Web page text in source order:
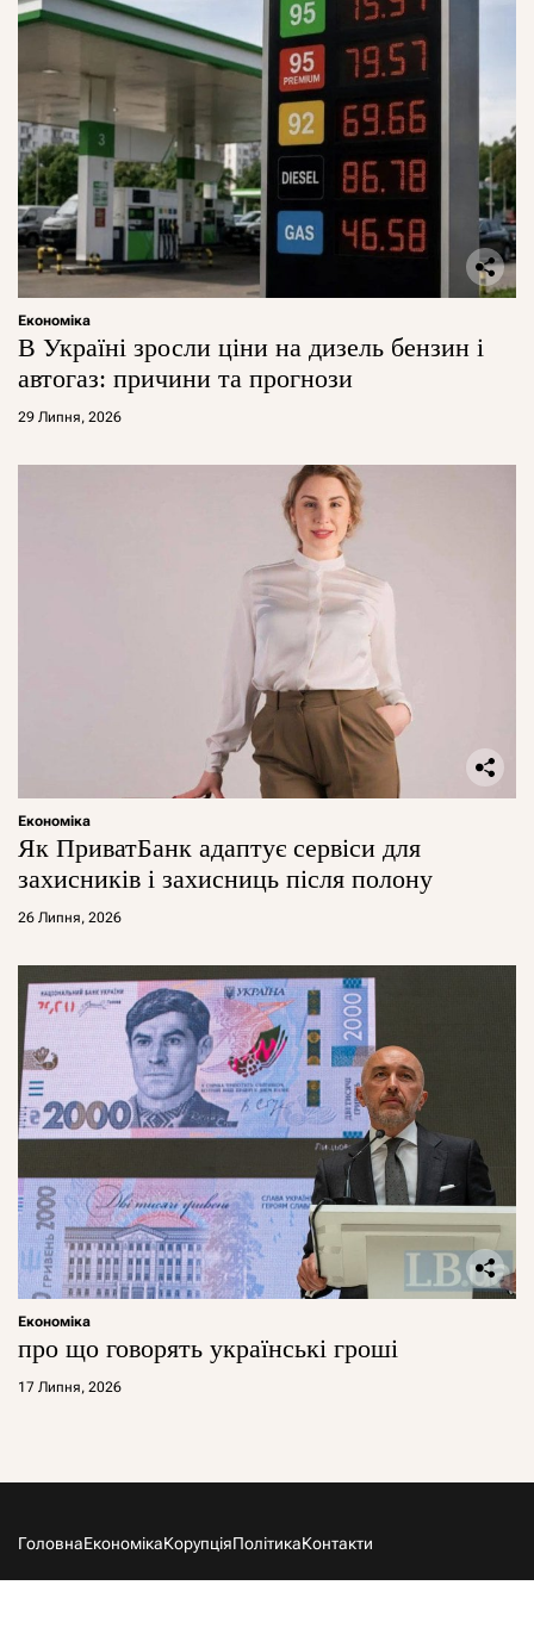
Економіка
В Україні зросли ціни на дизель бензин і
автогаз: причини та прогнози
29 Липня, 2026
Економіка
Як ПриватБанк адаптує сервіси для
захисників і захисниць після полону
26 Липня, 2026
Економіка
про що говорять українські гроші
17 Липня, 2026
ГоловнаЕкономікаКорупціяПолітикаКонтакти